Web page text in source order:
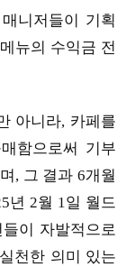
니저들이 기획
뉴의 수익금 전
아니라, 카페를
함으로써 기부
, 그 결과 6개월
년 2월 1일 월드
이 자발적으로
천한 의미 있는